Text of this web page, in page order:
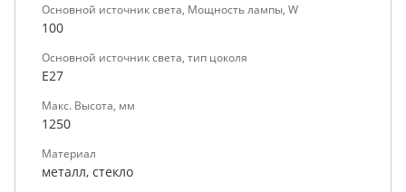
Основной источник света, Мощность лампы, W
100
Основной источник света, тип цоколя
E27
Макс. Высота, мм
1250
Материал
металл, стекло